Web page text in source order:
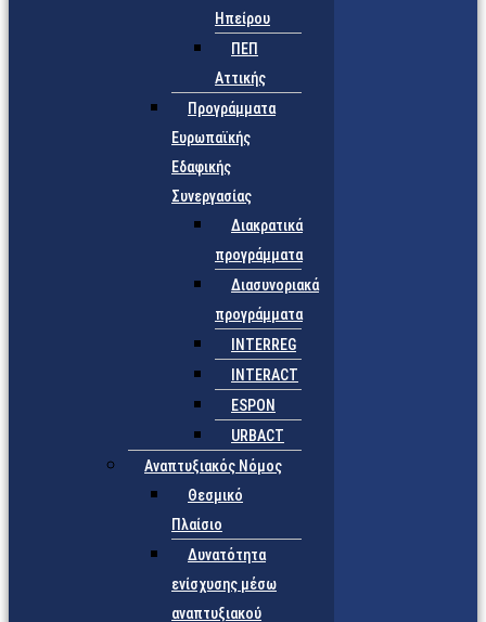
Ηπείρου
ΠΕΠ
Αττικής
Προγράμματα
Ευρωπαϊκής
Εδαφικής
Συνεργασίας
Διακρατικά
προγράμματα
Διασυνοριακά
προγράμματα
INTERREG
INTERACT
ESPON
URBACT
Αναπτυξιακός Νόμος
Θεσμικό
Πλαίσιο
Δυνατότητα
ενίσχυσης μέσω
αναπτυξιακού